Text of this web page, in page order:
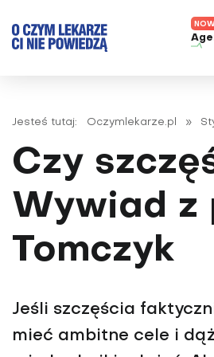
Jesteś tutaj: Oczymlekarze.pl »
Czy
Wywiad z
Tomczyk
Jeśli szczęścia
mieć ambitne cele i